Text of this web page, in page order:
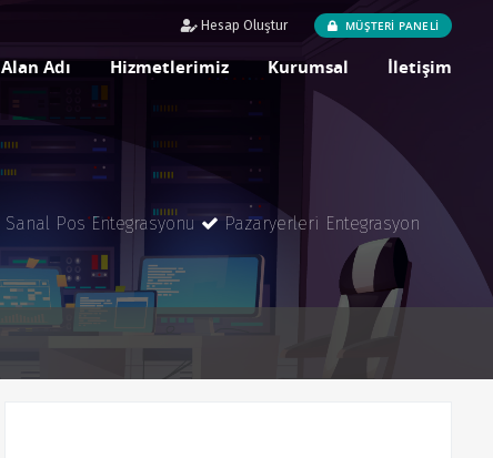
Hesap Oluştur MÜŞTERİ PANELİ
Alan Adı Hizmetlerimiz Kurumsal İletişim
Sanal Pos Entegrasyonu
Pazaryerleri Entegrasyon